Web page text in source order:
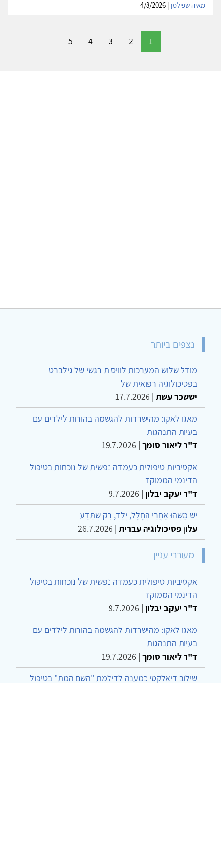
מאיה שפילמן
1
2
3
4
5
נצפים ביותר
מודל שלוש המערכות לוויסות רגשי של גילברט
בפסיכולוגיה רפואית של
יששכר עשת |
17.7.2026
מאגו לאקו: מהישרדות להגשמה בהורות לילדים עם
בעיות התנהגות
ד"ר ליאור סומך |
19.7.2026
אקטיביות טיפולית כעמדה נפשית של נוכחות בטיפול
הדינמי הממוקד
ד"ר יעקב יבלון |
9.7.2026
יֵשׁ מַשֶּׁהוּ אַחֲרֵי הֶחָלָל, יֶלֶד, רַק שֶׁתֵּדַע
עלון פסיכולוגיה עברית |
26.7.2026
מעוררי עניין
אקטיביות טיפולית כעמדה נפשית של נוכחות בטיפול
הדינמי הממוקד
ד"ר יעקב יבלון |
9.7.2026
מאגו לאקו: מהישרדות להגשמה בהורות לילדים עם
בעיות התנהגות
ד"ר ליאור סומך |
19.7.2026
שילוב דיאלקטי כמענה לדילמת "השם המת" בטיפול